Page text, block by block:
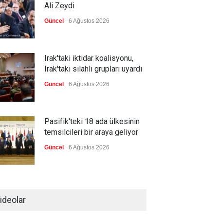
Ali Zeydi
Güncel 6 Ağustos 2026
Irak'taki iktidar koalisyonu,
Irak'taki silahlı grupları uyardı
Güncel 6 Ağustos 2026
Pasifik'teki 18 ada ülkesinin
temsilcileri bir araya geliyor
Güncel 6 Ağustos 2026